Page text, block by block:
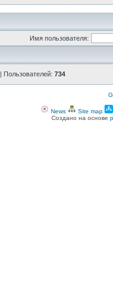
Имя пользователя:
| Пользователей: 734
News Site map
Создано на основе